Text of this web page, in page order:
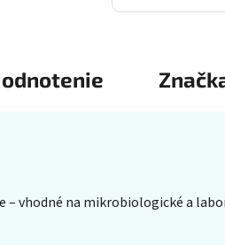
vhodné na mikrobiologické a